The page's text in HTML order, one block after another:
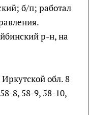
б/п; работал
р-н, на
обл. 8
8, 58-9, 58-10,